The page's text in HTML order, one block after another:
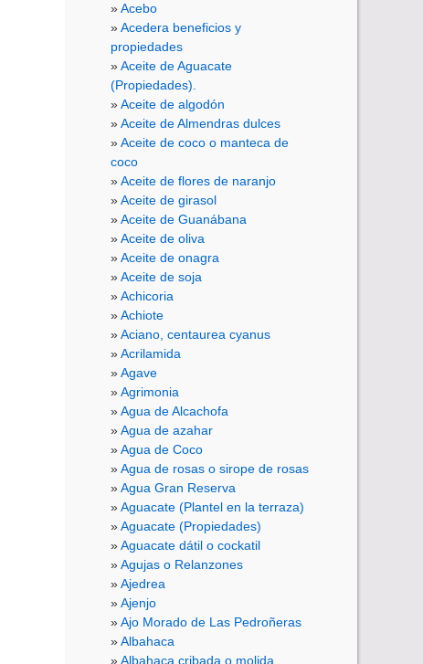
Acebo
Acedera beneficios y
propiedades
Aceite de Aguacate
(Propiedades).
Aceite de algodón
Aceite de Almendras dulces
Aceite de coco o manteca de
coco
Aceite de flores de naranjo
Aceite de girasol
Aceite de Guanábana
Aceite de oliva
Aceite de onagra
Aceite de soja
Achicoria
Achiote
Aciano, centaurea cyanus
Acrilamida
Agave
Agrimonia
Agua de Alcachofa
Agua de azahar
Agua de Coco
Agua de rosas o sirope de rosas
Agua Gran Reserva
Aguacate (Plantel en la terraza)
Aguacate (Propiedades)
Aguacate dátil o cockatil
Agujas o Relanzones
Ajedrea
Ajenjo
Ajo Morado de Las Pedroñeras
Albahaca
Albahaca cribada o molida